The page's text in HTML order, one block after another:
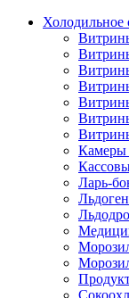
Холодильное
Камеры
Ларь-